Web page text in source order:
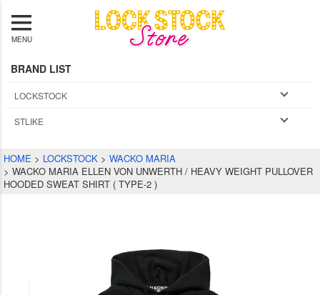
MENU
BRAND LIST
LOCKSTOCK
STLIKE
HOME LOCKSTOCK
WACKO MARIA
WACKO MARIA ELLEN VON UNWERTH / HEAVY WEIGHT PULLOVER
HOODED SWEAT SHIRT ( TYPE-2 )